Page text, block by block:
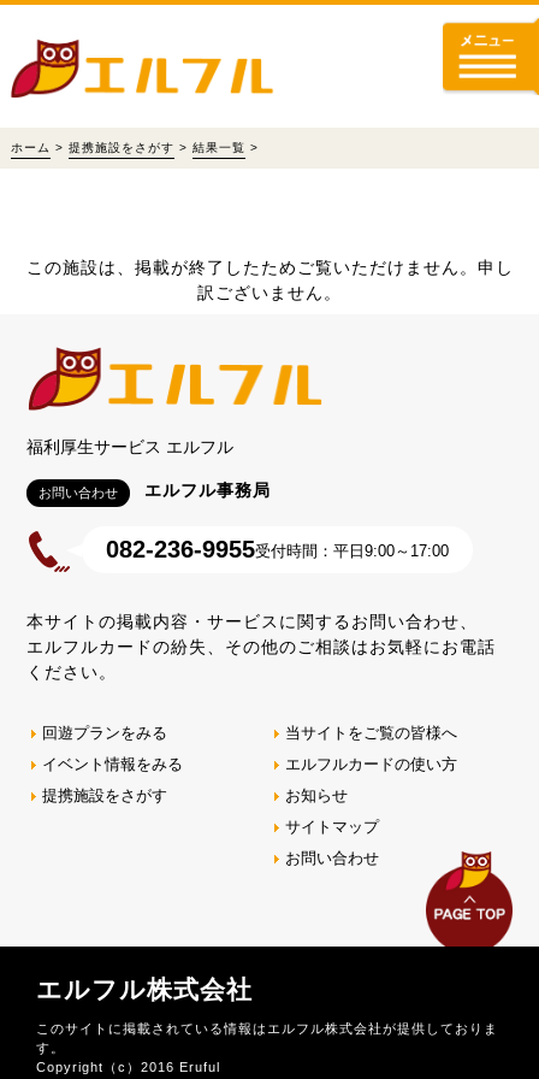
ホーム > 提携施設をさがす > 結果一覧 >
この施設は、掲載が終了したためご覧いただけません。申し
訳ございません。
福利厚生サービス エルフル
お問い合わせ エルフル事務局
082-236-9955受付時間：平日9:00～17:00
本サイトの掲載内容・サービスに関するお問い合わせ、
エルフルカードの紛失、その他のご相談はお気軽にお電話
ください。
回遊プランをみる
イベント情報をみる
提携施設をさがす
当サイトをご覧の皆様へ
エルフルカードの使い方
お知らせ
サイトマップ
お問い合わせ
エルフル株式会社
このサイトに掲載されている情報はエルフル株式会社が提供しておりま
す。
Copyright（c）2016 Eruful